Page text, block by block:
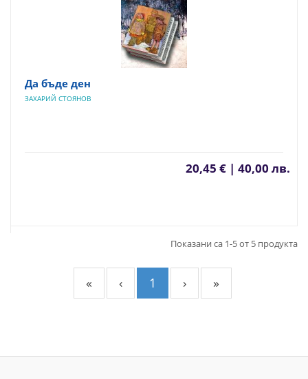
Да бъде ден
ЗАХАРИЙ СТОЯНОВ
20,45 € | 40,00 лв.
Показани са 1-5 от 5 продукта
« ‹ 1 › »